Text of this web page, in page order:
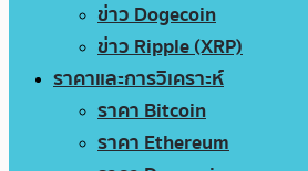
ข่าว Dogecoin
ข่าว Ripple (XRP)
ราคาและการวิเคราะห์
ราคา Bitcoin
ราคา Ethereum